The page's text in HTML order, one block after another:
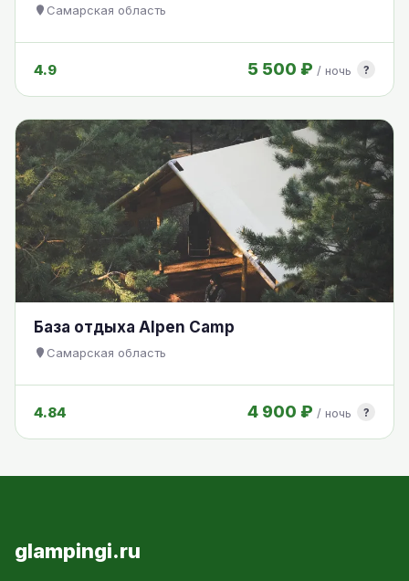
Самарская область
4.9 5 500 ₽ / ночь ?
База отдыха Alpen Camp
Самарская область
4.84 4 900 ₽ / ночь ?
glampingi.ru